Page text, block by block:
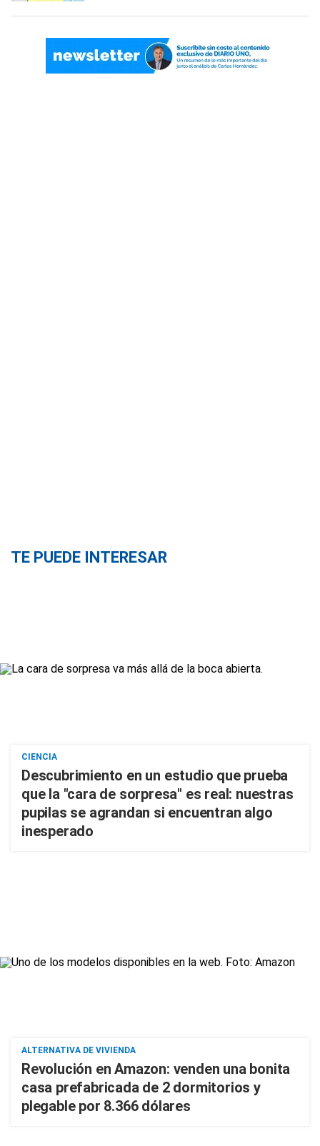
TE PUEDE INTERESAR
CIENCIA
Descubrimiento en un estudio que prueba
que la "cara de sorpresa" es real: nuestras
pupilas se agrandan si encuentran algo
inesperado
ALTERNATIVA DE VIVIENDA
Revolución en Amazon: venden una bonita
casa prefabricada de 2 dormitorios y
plegable por 8.366 dólares